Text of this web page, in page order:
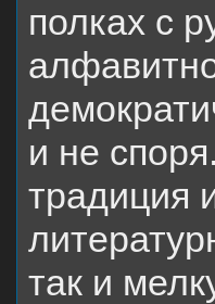
полках с
и не
традиция
так и